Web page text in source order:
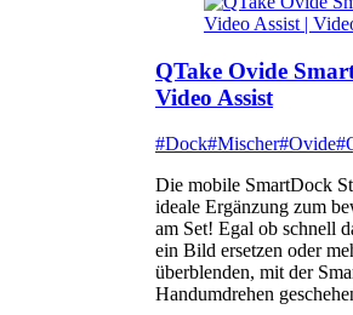
QTake Ovide
Video Assist
#Dock#Mischer#Ovide
Die mobile SmartDock
ideale Ergänzung zum
am Set! Egal ob schnell
ein Bild ersetzen oder
überblenden, mit der
Handumdrehen